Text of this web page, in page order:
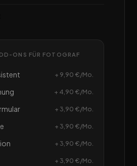
ONS FÜR FOTOGRAF
+ 9,90 €/Mo.
+ 4,90 €/Mo.
+ 3,90 €/Mo.
+ 3,90 €/Mo.
+ 3,90 €/Mo.
+ 3,90 €/Mo.